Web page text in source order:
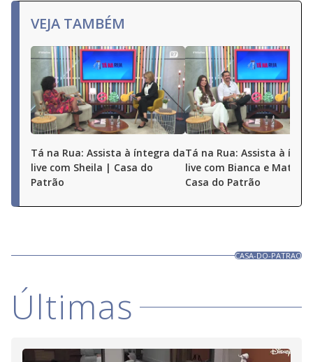
VEJA TAMBÉM
Tá na Rua: Assista à íntegra da
live com Sheila | Casa do
Patrão
Tá na Rua: Assista à
live com Bianca e
Casa do Patrão
CASA-DO-PATRAO
Últimas